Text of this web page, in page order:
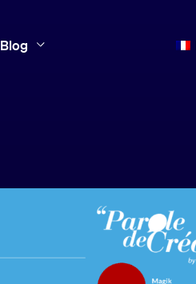
Blog